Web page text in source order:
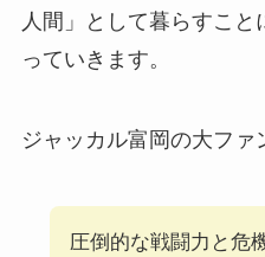
人間」として暮らすこ
っていきます。
ジャッカル富岡の大ファ
圧倒的な戦闘力と危